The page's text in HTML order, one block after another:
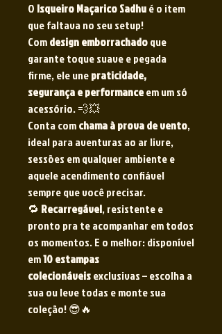
O Isqueiro Maçarico Sadhué o item
que faltava no seu setup!
Comdesign emborrachadoque
garante toque suave e pegada
firme, ele unepraticidade,
segurança e performanceem um só
acessório. 💨💥
Conta comchama à prova de vento,
ideal para aventuras ao ar livre,
sessões em qualquer ambiente e
aquele acendimento confiável
sempre que você precisar.
🔁 Recarregável, resistente e
pronto pra te acompanhar em todos
os momentos. E o melhor: disponível
em10 estampas
colecionáveisexclusivas – escolha a
sua ou leve todas e monte sua
coleção! 😎🔥